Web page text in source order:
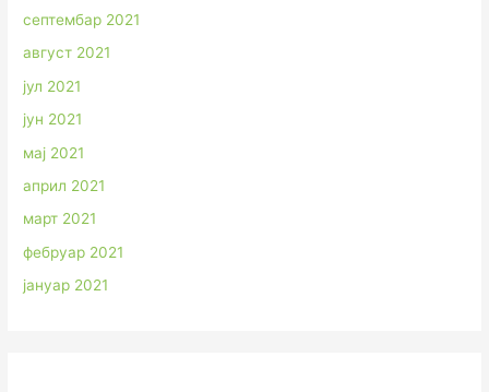
септембар 2021
август 2021
јул 2021
јун 2021
мај 2021
април 2021
март 2021
фебруар 2021
јануар 2021